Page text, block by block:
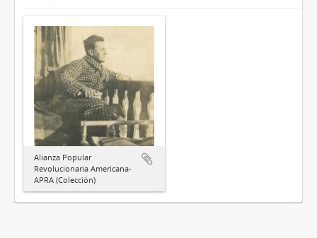
Alianza Popular
Revolucionaria Americana-
APRA (Colección)